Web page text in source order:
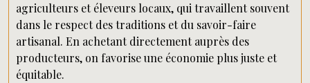
agriculteurs et éleveurs locaux, qui travaillent souvent
dans le respect des traditions et du savoir-faire
artisanal. En achetant directement auprès des
producteurs, on favorise une économie plus juste et
équitable.